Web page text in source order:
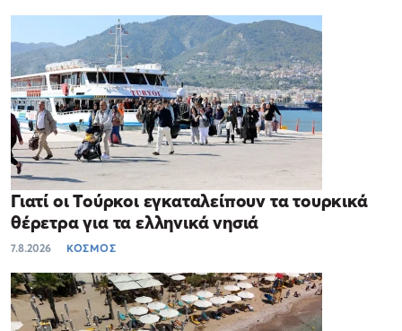
Γιατί οι Τούρκοι εγκαταλείπουν τα τουρκικά
θέρετρα για τα ελληνικά νησιά
7.8.2026 ΚΟΣΜΟΣ